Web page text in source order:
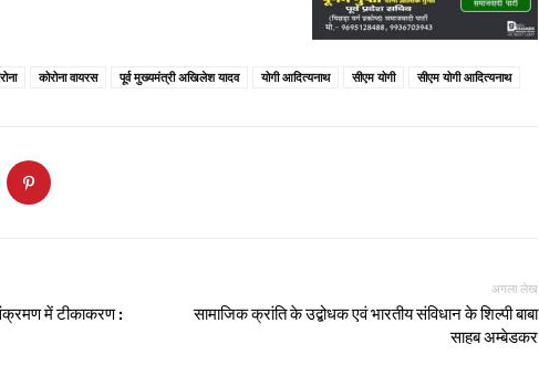
कोरोना वायरस पूर्व मुख्यमंत्री अखिलेश यादव योगी आदित्यनाथ सीएम योगी सीएम योगी आदित्यनाथ
में टीकाकरण :
अगला लेख
सामाजिक क्रांति के उद्बोधक एवं भारतीय संविधान के शिल्पी बाबा
साहब अम्बेडकर